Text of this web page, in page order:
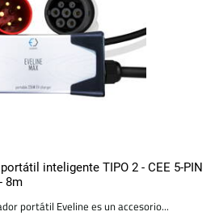
inteligente TIPO 2 - CEE 5-PIN
8m
portátil Eveline es un accesorio...